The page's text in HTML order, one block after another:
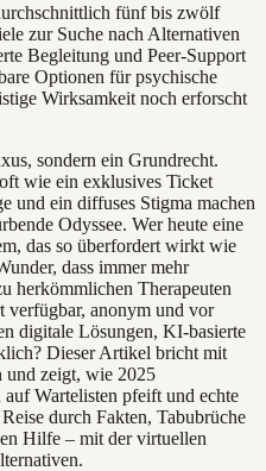
fünf bis zwölf
zur Suche nach Alternativen
Begleitung und Peer-Support
Optionen für psychische
Wirksamkeit noch erforscht
sondern ein Grundrecht.
wie ein exklusives Ticket
und ein diffuses Stigma machen
Odyssee. Wer heute eine
das so überfordert wirkt wie
dass immer mehr
herkömmlichen Therapeuten
anonym und vor
digitale Lösungen, KI-basierte
Dieser Artikel bricht mit
und zeigt, wie 2025
Wartelisten pfeift und echte
durch Fakten, Tabubrüche
Hilfe – mit der virtuellen